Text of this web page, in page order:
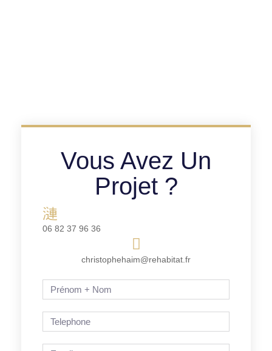
Vous Avez Un
Projet ?
06 82 37 96 36
christophehaim@rehabitat.fr